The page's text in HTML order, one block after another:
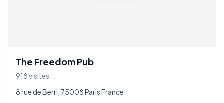
The Freedom Pub
918 visites
8 rue de Berri, 75008 Paris France